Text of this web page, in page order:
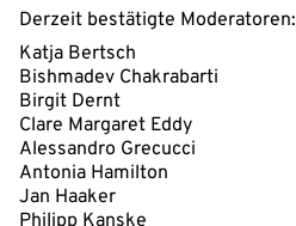
Derzeit bestätigte Moderatoren:
Katja Bertsch
Bishmadev Chakrabarti
Birgit Dernt
Clare Margaret Eddy
Alessandro Grecucci
Antonia Hamilton
Jan Haaker
Philipp Kanske